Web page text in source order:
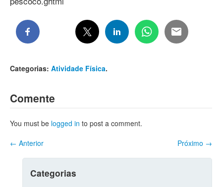
Categorias: Atividade Física.
Comente
You must be logged in to post a comment.
Próximo →
← Anterior
Categorias